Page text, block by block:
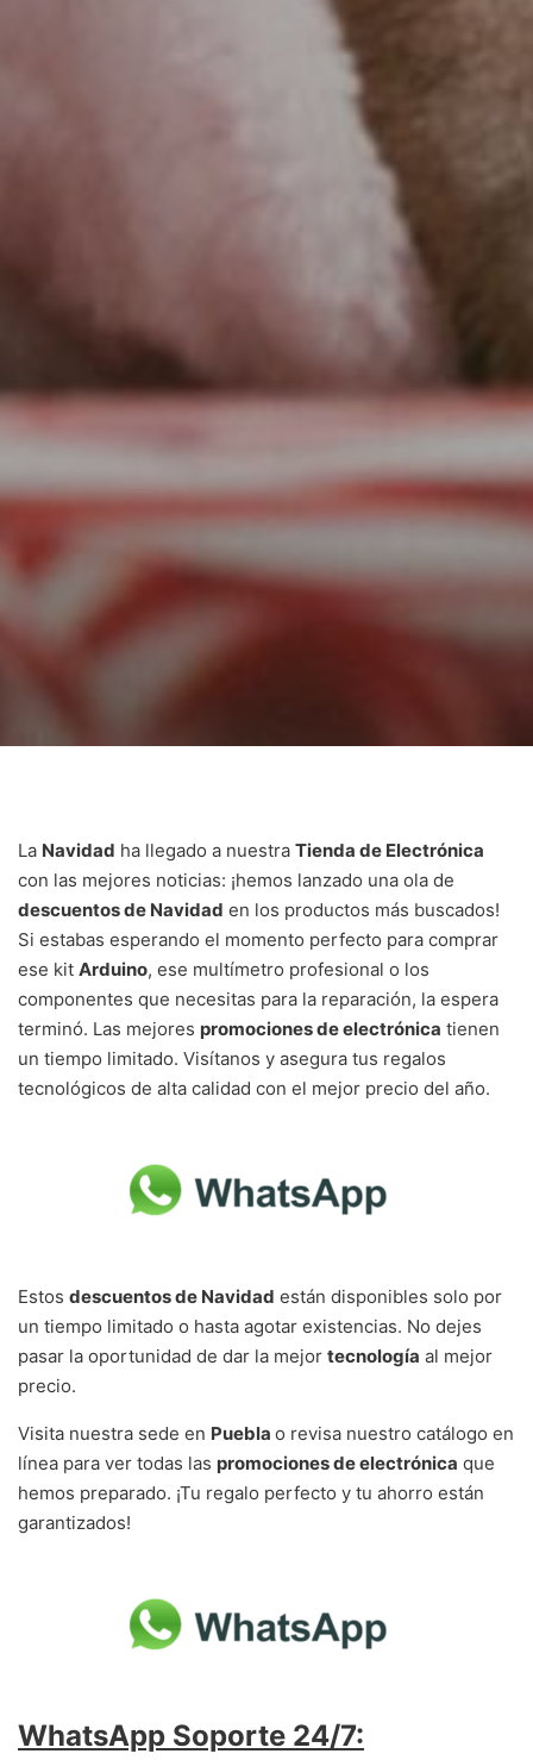
La Navidad ha llegado a nuestra Tienda de Electrónica
con las mejores noticias: ¡hemos lanzado una ola de
descuentos de Navidad en los productos más buscados!
Si estabas esperando el momento perfecto para comprar
ese kit Arduino, ese multímetro profesional o los
componentes que necesitas para la reparación, la espera
terminó. Las mejores promociones de electrónica tienen
un tiempo limitado. Visítanos y asegura tus regalos
tecnológicos de alta calidad con el mejor precio del año.
Estos descuentos de Navidad están disponibles solo por
un tiempo limitado o hasta agotar existencias. No dejes
pasar la oportunidad de dar la mejor tecnología al mejor
precio.
Visita nuestra sede en Puebla o revisa nuestro catálogo en
línea para ver todas las promociones de electrónica que
hemos preparado. ¡Tu regalo perfecto y tu ahorro están
garantizados!
WhatsApp Soporte 24/7: